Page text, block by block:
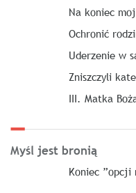
Na koniec
Ochronić
Uderzenie w
Zniszczyli
III. Matka
Myśl jest bronią
Koniec ”opcji